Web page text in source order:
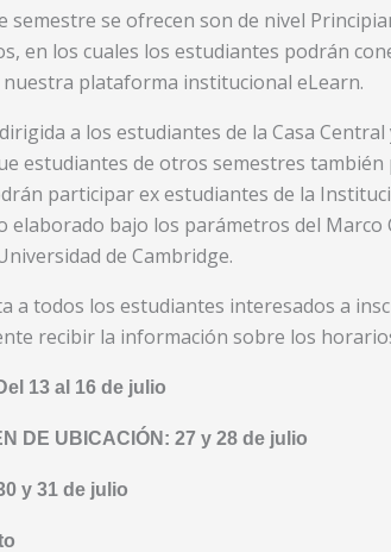
semestre se ofrecen son de nivel
en los cuales los estudiantes podrán
plataforma institucional eLearn.
a los estudiantes de la Casa
estudiantes de otros semestres
participar ex estudiantes de la
elaborado bajo los parámetros del Marco
de Cambridge.
a todos los estudiantes interesados a
recibir la información sobre los
13 al 16 de julio
DE UBICACIÓN: 27 y 28 de julio
y 31 de julio